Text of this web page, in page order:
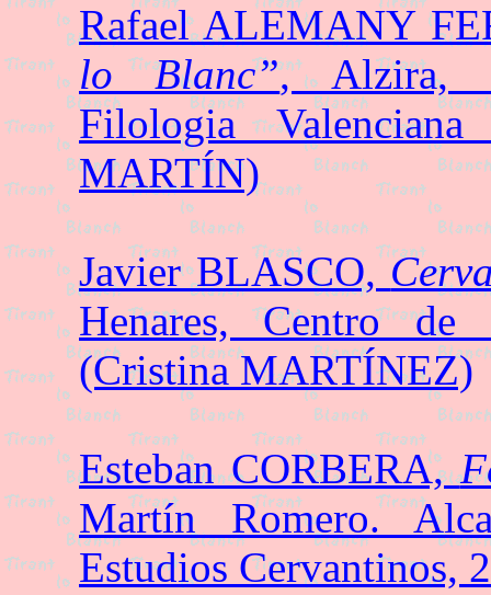
Rafael ALEMANY
lo Blanc”, Alzira,
Filologia
MARTÍN)
Javier BLASCO,
Henares, Centro de
(Cristina MARTÍNEZ)
Esteban CORBERA,
Martín Romero.
Estudios Cervantinos,